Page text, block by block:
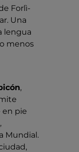
Forlì-
Una
lengua
menos
,
en pie
Mundial.